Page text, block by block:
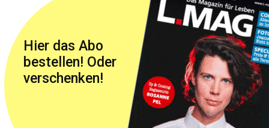
Hier das Abo
bestellen! Oder
verschenken!